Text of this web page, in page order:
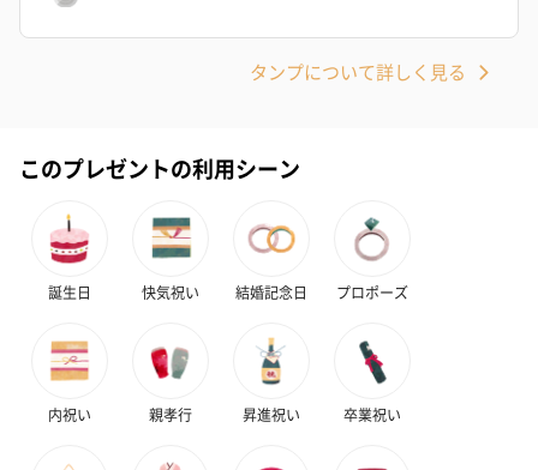
タンプについて詳しく見る
このプレゼントの利用シーン
誕生日 快気祝い 結婚記念日 プロポーズ
内祝い 親孝行 昇進祝い 卒業祝い